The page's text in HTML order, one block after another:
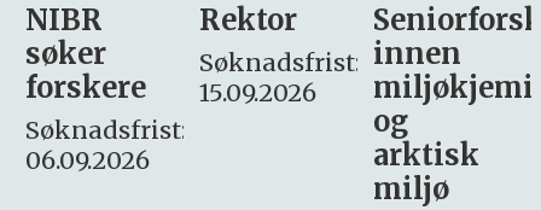
Rektor
Søknadsfrist:
15.09.2026
Seniorforsker
innen
miljøkjemi
søker
– fast
Søknadsfrist:
16. august.